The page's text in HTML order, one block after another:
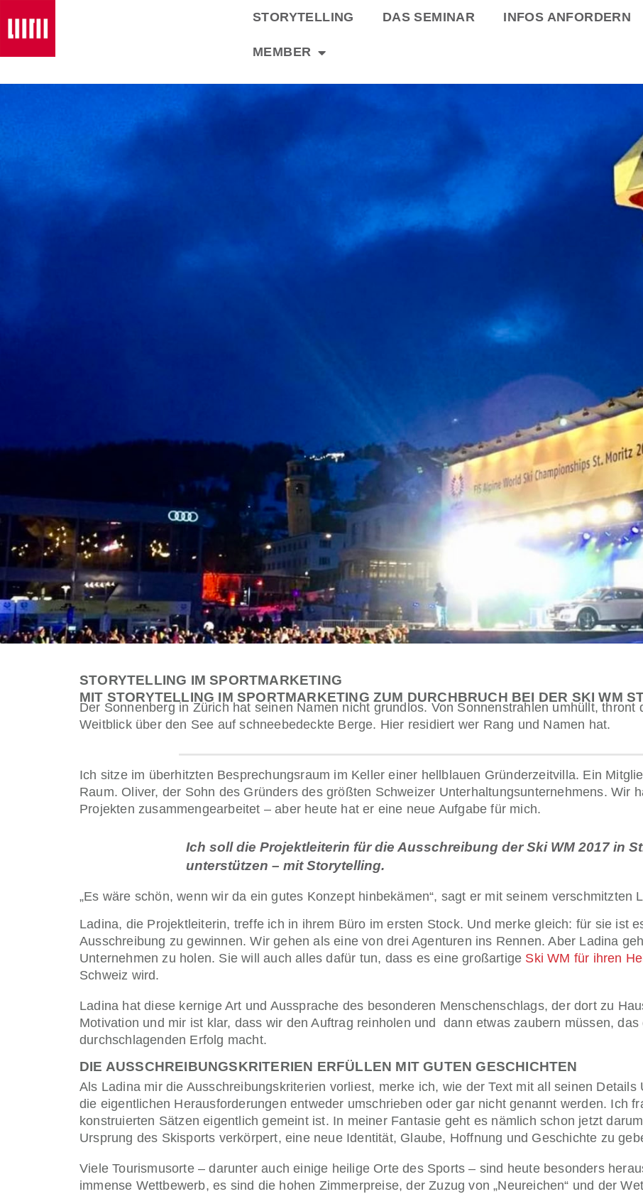
STORYTELLING DAS SEMINAR INFOS ANFORDERN
MEMBER
STORYTELLING IM SPORTMARKETING
MIT STORYTELLING IM SPORTMARKETING ZUM DURCHBRUCH BEI DER SKI WM
Der Sonnenberg in Zürich hat seinen Namen nicht grundlos. Von Sonnenstrahlen umhüllt,
Weitblick über den See auf schneebedeckte Berge. Hier residiert wer Rang und Namen hat.
Ich sitze im überhitzten Besprechungsraum im Keller einer hellblauen Gründerzeitvilla. Ein
Raum. Oliver, der Sohn des Gründers des größten Schweizer Unterhaltungsunternehmens. Wir
Projekten zusammengearbeitet – aber heute hat er eine neue Aufgabe für mich.
Ich soll die Projektleiterin für die Ausschreibung der Ski WM 2017 in
unterstützen – mit Storytelling.
„Es wäre schön, wenn wir da ein gutes Konzept hinbekämen“, sagt er mit seinem verschmitzten
Ladina, die Projektleiterin, treffe ich in ihrem Büro im ersten Stock. Und merke gleich: für sie ist
Ausschreibung zu gewinnen. Wir gehen als eine von drei Agenturen ins Rennen. Aber Ladina
Unternehmen zu holen. Sie will auch alles dafür tun, dass es eine großartige Ski WM für ihren
Schweiz wird.
Ladina hat diese kernige Art und Aussprache des besonderen Menschenschlags, der dort zu
Motivation und mir ist klar, dass wir den Auftrag reinholen und
dann etwas zaubern müssen,
durchschlagenden Erfolg macht.
DIE AUSSCHREIBUNGSKRITERIEN ERFÜLLEN MIT GUTEN GESCHICHTEN
Als Ladina mir die Ausschreibungskriterien vorliest, merke ich, wie der Text mit all seinen Details
die eigentlichen Herausforderungen entweder umschrieben oder gar nicht genannt werden. Ich
konstruierten Sätzen eigentlich gemeint ist. In meiner Fantasie geht es nämlich schon jetzt
Ursprung des Skisports verkörpert, eine neue Identität, Glaube, Hoffnung und Geschichte zu
Viele Tourismusorte – darunter auch einige heilige Orte des Sports – sind heute besonders
immense Wettbewerb, es sind die hohen Zimmerpreise, der Zuzug von „Neureichen“ und der